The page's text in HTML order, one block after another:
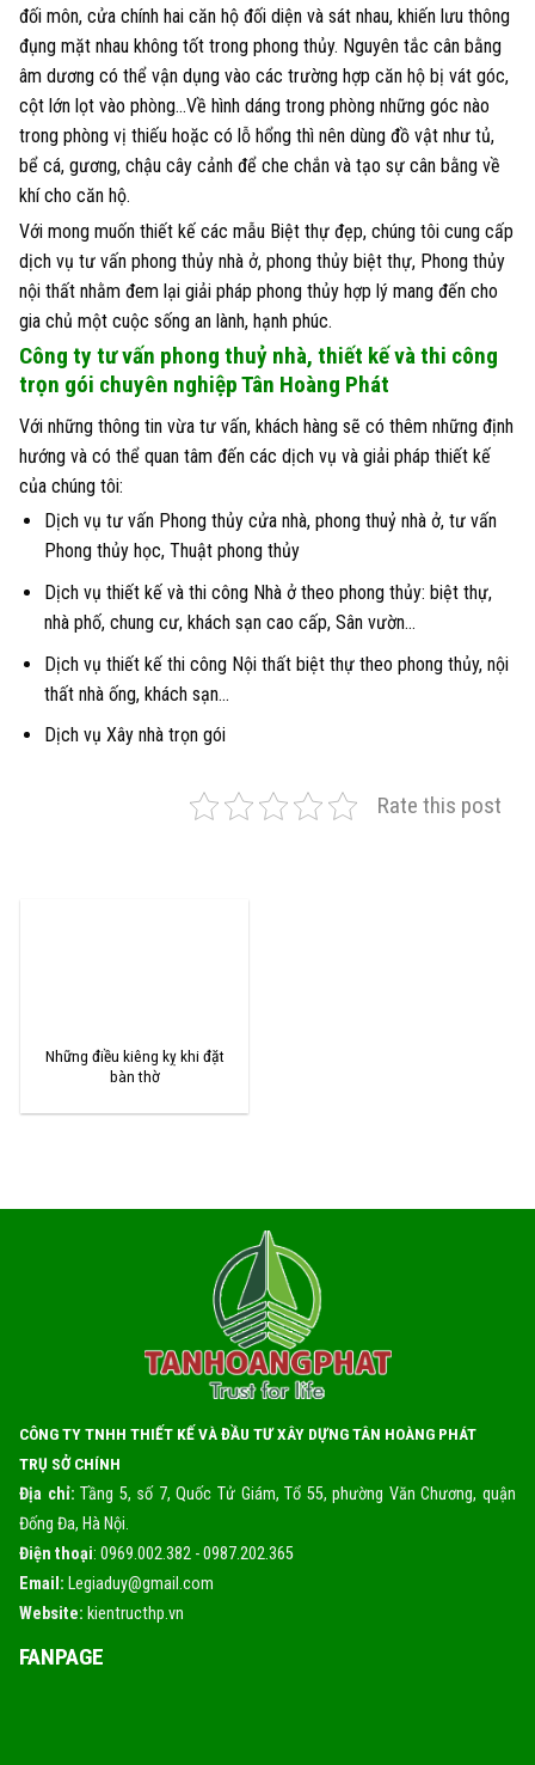
đối môn, cửa chính hai căn hộ đối diện và sát nhau, khiến lưu thông
đụng mặt nhau không tốt trong phong thủy. Nguyên tắc cân bằng
âm dương có thể vận dụng vào các trường hợp căn hộ bị vát góc,
cột lớn lọt vào phòng…Về hình dáng trong phòng những góc nào
trong phòng vị thiếu hoặc có lỗ hổng thì nên dùng đồ vật như tủ,
bể cá, gương, chậu cây cảnh để che chắn và tạo sự cân bằng về
khí cho căn hộ.
Với mong muốn thiết kế các mẫu Biệt thự đẹp, chúng tôi cung cấp
dịch vụ tư vấn phong thủy nhà ở, phong thủy biệt thự, Phong thủy
nội thất nhằm đem lại giải pháp phong thủy hợp lý mang đến cho
gia chủ một cuộc sống an lành, hạnh phúc.
Công ty tư vấn phong thuỷ nhà, thiết kế và thi công
trọn gói chuyên nghiệp Tân Hoàng Phát
Với những thông tin vừa tư vấn, khách hàng sẽ có thêm những định
hướng và có thể quan tâm đến các dịch vụ và giải pháp thiết kế
của chúng tôi:
Dịch vụ tư vấn Phong thủy cửa nhà, phong thuỷ nhà ở, tư vấn
Phong thủy học, Thuật phong thủy
Dịch vụ thiết kế và thi công Nhà ở theo phong thủy: biệt thự,
nhà phố, chung cư, khách sạn cao cấp, Sân vườn…
Dịch vụ thiết kế thi công Nội thất biệt thựtheo phong thủy, nội
thất nhà ống, khách sạn…
Dịch vụ Xây nhà trọn gói
Rate this post
Những điều kiêng kỵ khi đặt
bàn thờ
CÔNG TY TNHH THIẾT KẾ VÀ ĐẦU TƯ XÂY DỰNG TÂN HOÀNG PHÁT
TRỤ SỞ CHÍNH
Địa chỉ: Tầng 5, số 7, Quốc Tử Giám, Tổ 55, phường Văn Chương, quận
Đống Đa, Hà Nội.
Điện thoại: 0969.002.382 - 0987.202.365
Email: Legiaduy@gmail.com
Website: kientructhp.vn
FANPAGE